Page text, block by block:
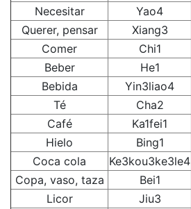
Necesitar
Yao4
Querer, pensar
Xiang3
Comer
Chi1
Beber
He1
Bebida
Yin3liao4
Té
Cha2
Café
Ka1fei1
Hielo
Bing1
Coca cola
Ke3kou3ke3le4
Copa, vaso, taza
Bei1
Licor
Jiu3